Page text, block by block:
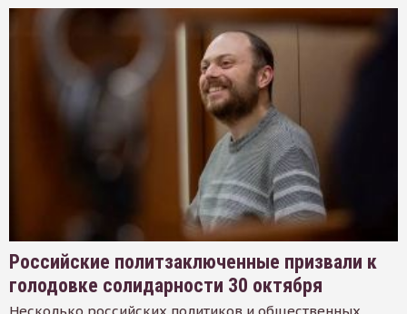
Российские политзаключенные призвали к
голодовке солидарности 30 октября